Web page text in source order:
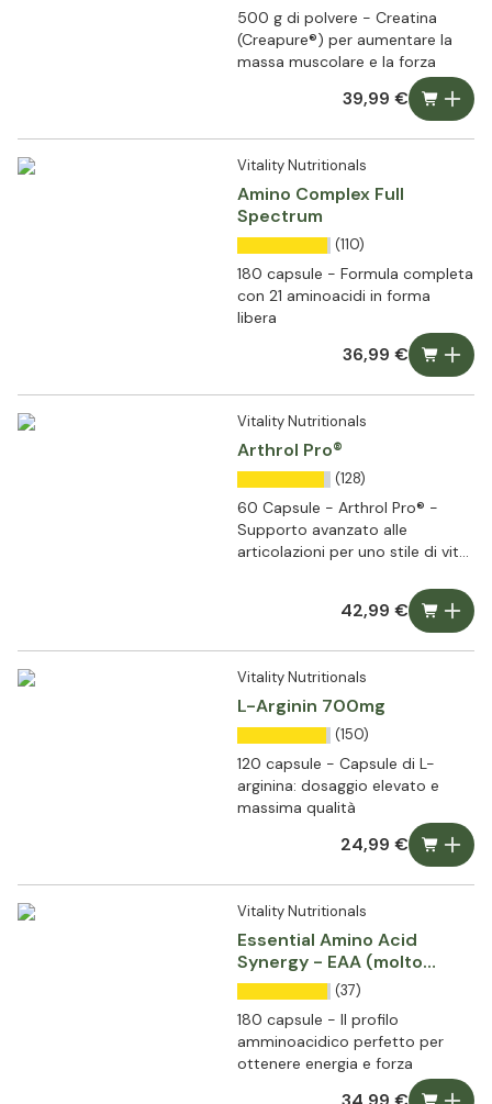
500 g di polvere - Creatina
(Creapure®) per aumentare la
massa muscolare e la forza
39,99 €
Vitality Nutritionals
Amino Complex Full
Spectrum
(110)
180 capsule - Formula completa
con 21 aminoacidi in forma
libera
36,99 €
Vitality Nutritionals
Arthrol Pro®
(128)
60 Capsule - Arthrol Pro® -
Supporto avanzato alle
articolazioni per uno stile di vita
42,99 €
Vitality Nutritionals
L-Arginin 700mg
(150)
120 capsule - Capsule di L-
arginina: dosaggio elevato e
massima qualità
24,99 €
Vitality Nutritionals
Essential Amino Acid
Synergy - EAA (molto
dosato)
(37)
180 capsule - Il profilo
amminoacidico perfetto per
ottenere energia e forza